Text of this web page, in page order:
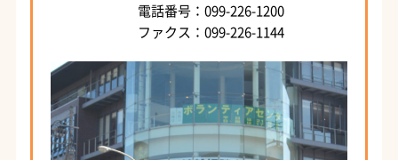
電話番号：099-226-1200
ファクス：099-226-1144